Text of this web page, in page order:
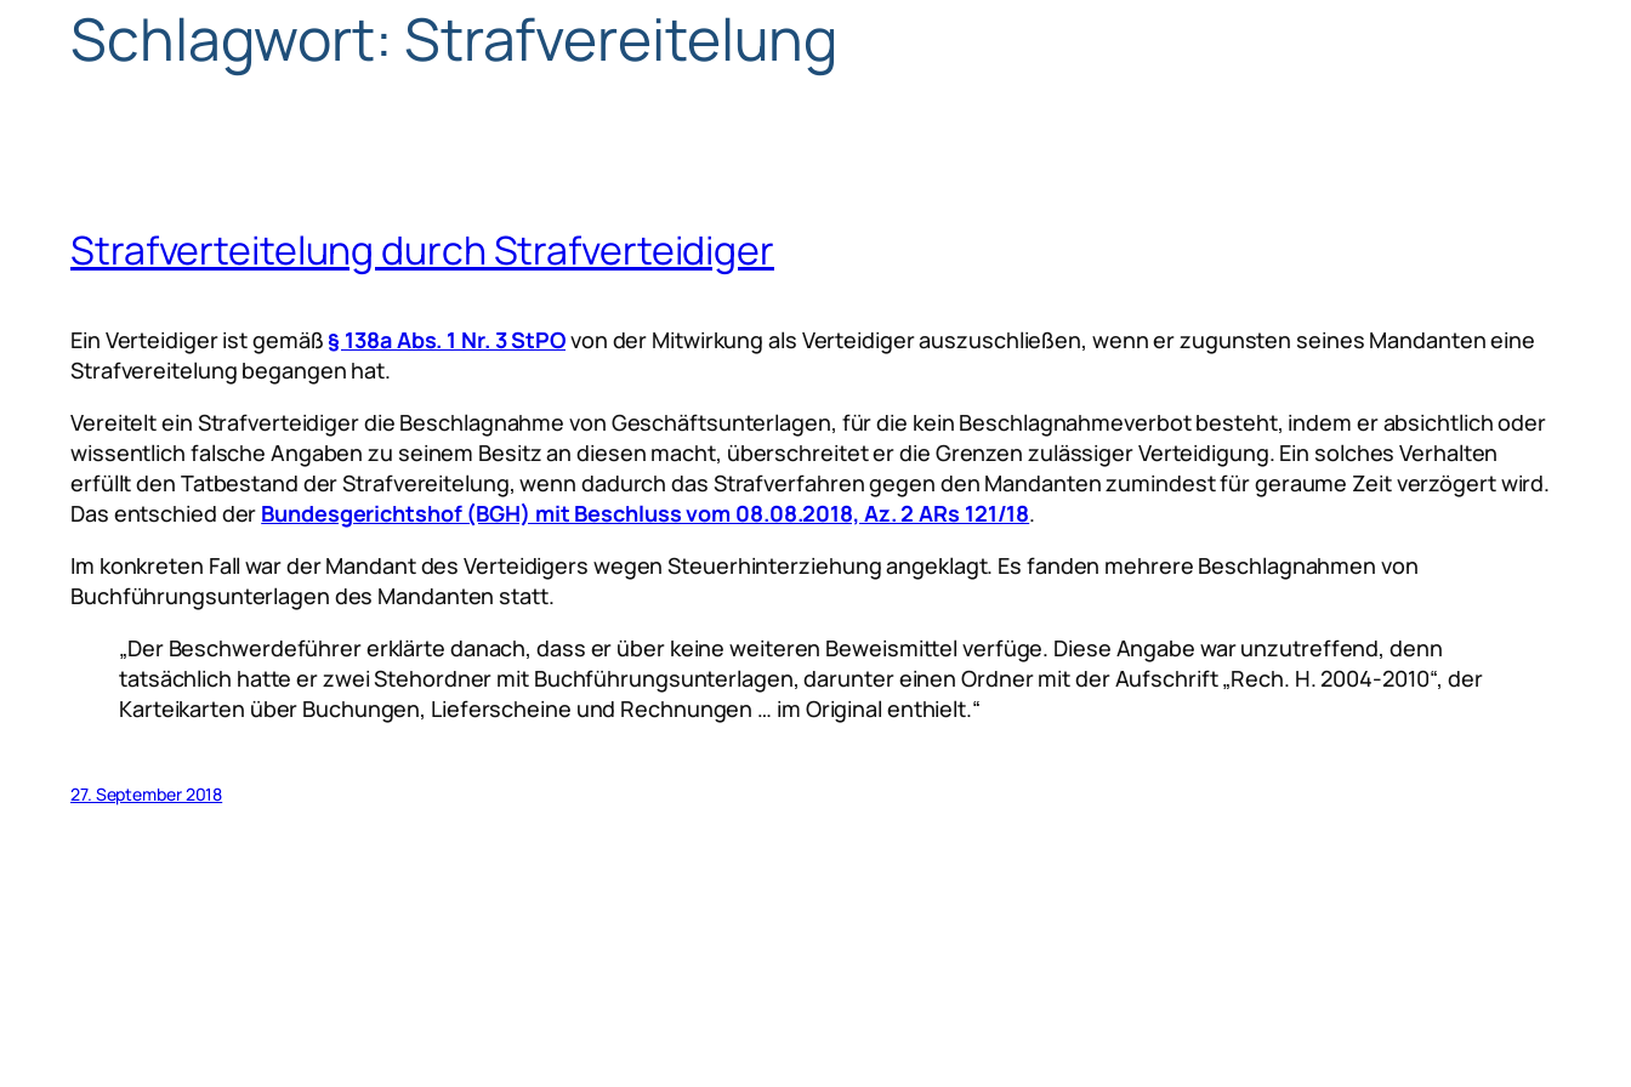
Schlagwort: Strafvereitelung
Strafverteitelung durch Strafverteidiger
Ein Verteidiger ist gemäß§ 138a Abs. 1 Nr. 3 StPOvon der Mitwirkung als Verteidiger auszuschließen, wenn er zugunsten seines Mandanten eine
Strafvereitelung begangen hat.
Vereitelt ein Strafverteidiger die Beschlagnahme von Geschäftsunterlagen, für die kein Beschlagnahmeverbot besteht, indem er absichtlich oder
wissentlich falsche Angaben zu seinem Besitz an diesen macht, überschreitet er die Grenzen zulässiger Verteidigung. Ein solches Verhalten
erfüllt den Tatbestand der Strafvereitelung, wenn dadurch das Strafverfahren gegen den Mandanten zumindest für geraume Zeit verzögert wird.
Das entschied der Bundesgerichtshof (BGH) mit Beschluss vom 08.08.2018, Az. 2 ARs 121/18.
Im konkreten Fall war der Mandant des Verteidigers wegen Steuerhinterziehung angeklagt. Es fanden mehrere Beschlagnahmen von
Buchführungsunterlagen des Mandanten statt.
„Der Beschwerdeführer erklärte danach, dass er über keine weiteren Beweismittel verfüge. Diese Angabe war unzutreffend, denn
tatsächlich hatte er zwei Stehordner mit Buchführungsunterlagen, darunter einen Ordner mit der Aufschrift „Rech. H. 2004-2010“, der
Karteikarten über Buchungen, Lieferscheine und Rechnungen … im Original enthielt.“
27. September 2018